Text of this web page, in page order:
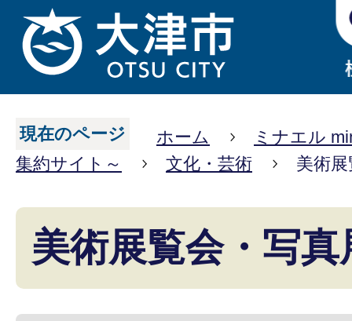
現在のページ ホーム
ミナエル
集約サイト～
文化・芸術 美術
美術展覧会・写真